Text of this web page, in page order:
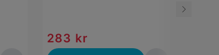
283 kr